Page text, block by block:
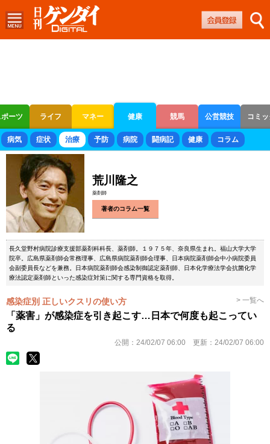
ーツ ライフ マネー 健康 競馬 公営競技 コミ
ボートレース 競輪 オートレース
病気 症状 治療 予防 病院 闘病記 健康 コラム
荒川隆之
薬剤師
著者のコラム一覧
長久堂野村病院診療支援部薬剤科科長、薬剤師。１９７５年、奈良県生まれ。福山大学大学
院卒。広島県薬剤師会常務理事、広島県病院薬剤師会理事、日本病院薬剤師会中小病院委員
会副委員長などを兼務。日本病院薬剤師会感染制御認定薬剤師、日本化学療法学会抗菌化学
療法認定薬剤師といった感染症対策に関する専門資格を取得。
感染症別 正しいクスリの使い方 > 一覧へ
「薬害」が感染症を引き起こす…日本で何度も起こってい
る
公開： 24/02/07 06:00 更新： 24/02/07 06:00